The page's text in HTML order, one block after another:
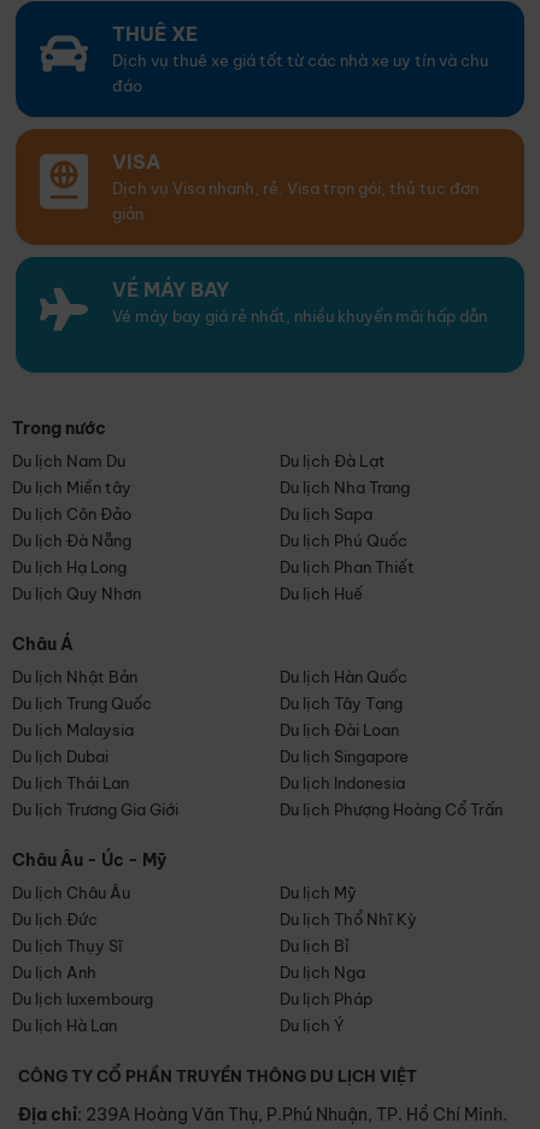
THUÊ XE
Dịch vụ thuê xe giá tốt từ các nhà xe uy tín và chu
đáo
VISA
Dịch vụ Visa nhanh, rẻ. Visa trọn gói, thủ tục đơn
giản
VÉ MÁY BAY
Vé máy bay giá rẻ nhất, nhiều khuyến mãi hấp dẫn
Trong nước
Du lịch Nam Du
Du lịch Đà Lạt
Du lịch Miền tây
Du lịch Nha Trang
Du lịch Côn Đảo
Du lịch Sapa
Du lịch Đà Nẵng
Du lịch Phú Quốc
Du lịch Hạ Long
Du lịch Phan Thiết
Du lịch Quy Nhơn
Du lịch Huế
Châu Á
Du lịch Nhật Bản
Du lịch Hàn Quốc
Du lịch Trung Quốc
Du lịch Tây Tạng
Du lịch Malaysia
Du lịch Đài Loan
Du lịch Dubai
Du lịch Singapore
Du lịch Thái Lan
Du lịch Indonesia
Du lịch Trương Gia Giới
Du lịch Phượng Hoàng Cổ Trấn
Châu Âu - Úc - Mỹ
Du lịch Châu Âu
Du lịch Mỹ
Du lịch Đức
Du lịch Thổ Nhĩ Kỳ
Du lịch Thụy Sĩ
Du lịch Bỉ
Du lịch Anh
Du lịch Nga
Du lịch luxembourg
Du lịch Pháp
Du lịch Hà Lan
Du lịch Ý
CÔNG TY CỔ PHẦN TRUYỀN THÔNG DU LỊCH VIỆT
Địa chỉ: 239A Hoàng Văn Thụ, P.Phú Nhuận, TP. Hồ Chí Minh.